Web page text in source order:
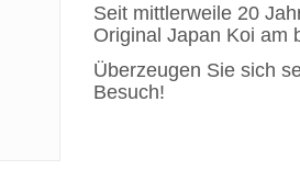
Seit mittlerweile 20
Original Japan Koi am
Überzeugen Sie sich
Besuch!